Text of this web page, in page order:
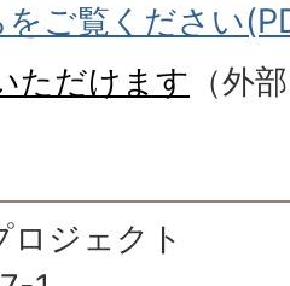
ご覧ください
ただけます （外
ロジェクト